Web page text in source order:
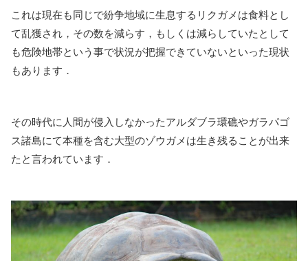
これは現在も同じで紛争地域に生息するリクガメは食料とし
て乱獲され，その数を減らす，もしくは減らしていたとして
も危険地帯という事で状況が把握できていないといった現状
もあります．
その時代に人間が侵入しなかったアルダブラ環礁やガラパゴ
ス諸島にて本種を含む大型のゾウガメは生き残ることが出来
たと言われています．